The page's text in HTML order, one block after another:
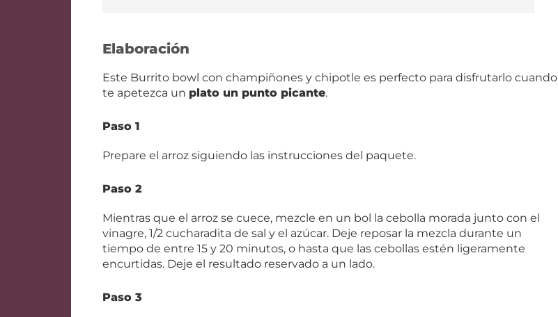
Elaboración
Este Burrito bowl con champiñones y chipotle es perfecto para disfrutarlo cuando
te apetezca un plato un punto picante.
Paso 1
Prepare el arroz siguiendo las instrucciones del paquete.
Paso 2
Mientras que el arroz se cuece, mezcle en un bol la cebolla morada junto con el
vinagre, 1/2 cucharadita de sal y el azúcar. Deje reposar la mezcla durante un
tiempo de entre 15 y 20 minutos, o hasta que las cebollas estén ligeramente
encurtidas. Deje el resultado reservado a un lado.
Paso 3